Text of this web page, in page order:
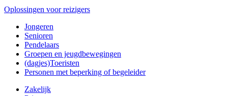
Oplossingen voor reizigers
Jongeren
Senioren
Pendelaars
Groepen en jeugdbewegingen
(dagjes)Toeristen
Personen met beperking of begeleider
Zakelijk